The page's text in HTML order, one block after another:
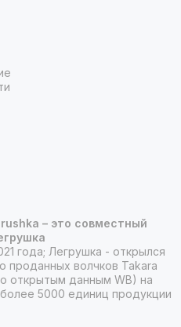
– это совместный
года; Легрушка - открылся
проданных волчков Takara
открытым данным WB) на
5000 единиц продукции